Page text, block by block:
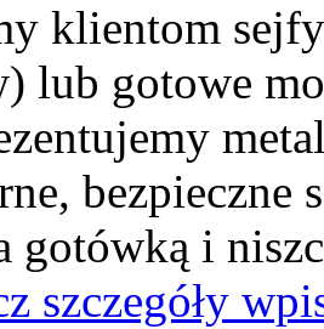
klientom
lub gotowe
bezpieczne
gotówką i
szczegóły